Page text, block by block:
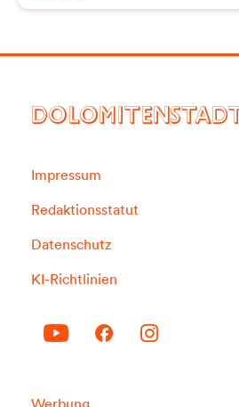
DOLOMITENSTADT
Impressum
Redaktionsstatut
Datenschutz
KI-Richtlinien